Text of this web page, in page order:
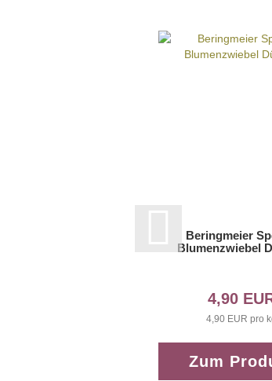
Beringmeier
Blumenzwiebel
4,90
4,90 EUR pro
Zum